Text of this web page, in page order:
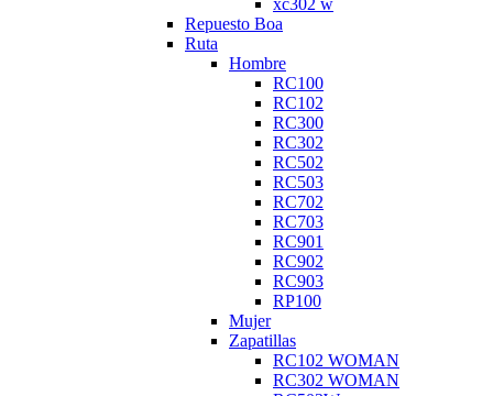
Repuesto Boa
Ruta
Hombre
RC100
RC102
RC300
RC302
RC502
RC503
RC702
RC703
RC901
RC902
RC903
RP100
Mujer
Zapatillas
RC102 WOMAN
RC302 WOMAN